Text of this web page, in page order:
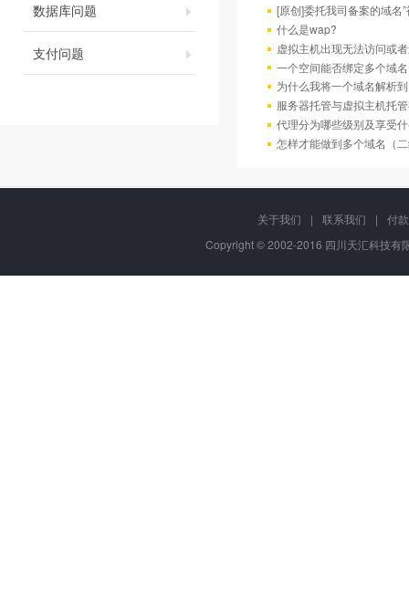
数据库问题
支付问题
[原创]委托我司备案的域名
什么是wap?
虚拟主机出现无法访问或
一个空间能否绑定多个域
为什么我将一个域名解析
服务器托管与虚拟主机托
代理分为哪些级别及享受
怎样才能做到多个域名（
关于我们 | 联系我们 |
付
Copyright © 2002-2016 四川天汇科技